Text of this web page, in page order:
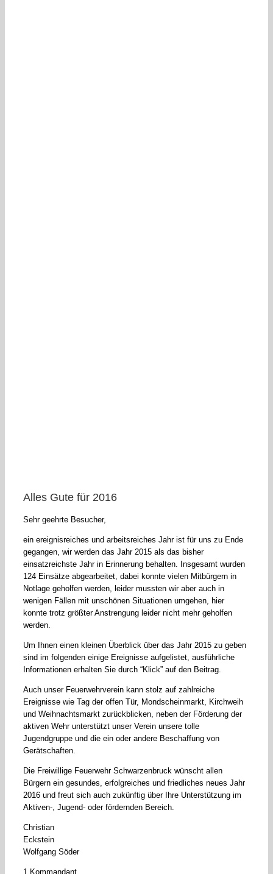
Alles Gute für 2016
Sehr geehrte Besucher,
ein ereignisreiches und arbeitsreiches Jahr ist für uns zu Ende
gegangen, wir werden das Jahr 2015 als das bisher
einsatzreichste Jahr in Erinnerung behalten. Insgesamt wurden
124 Einsätze abgearbeitet, dabei konnte vielen Mitbürgern in
Notlage geholfen werden, leider mussten wir aber auch in
wenigen Fällen mit unschönen Situationen umgehen, hier
konnte trotz größter Anstrengung leider nicht mehr geholfen
werden.
Um Ihnen einen kleinen Überblick über das Jahr 2015 zu geben
sind im folgenden einige Ereignisse aufgelistet, ausführliche
Informationen erhalten Sie durch “Klick” auf den Beitrag.
Auch unser Feuerwehrverein kann stolz auf zahlreiche
Ereignisse wie Tag der offen Tür, Mondscheinmarkt, Kirchweih
und Weihnachtsmarkt zurückblicken, neben der Förderung der
aktiven Wehr unterstützt unser Verein unsere tolle
Jugendgruppe und die ein oder andere Beschaffung von
Gerätschaften.
Die Freiwillige Feuerwehr Schwarzenbruck wünscht allen
Bürgern ein gesundes, erfolgreiches und friedliches neues Jahr
2016 und freut sich auch zukünftig über Ihre Unterstützung im
Aktiven-, Jugend- oder fördernden Bereich.
Christian
Eckstein
Wolfgang Söder
1.Kommandant